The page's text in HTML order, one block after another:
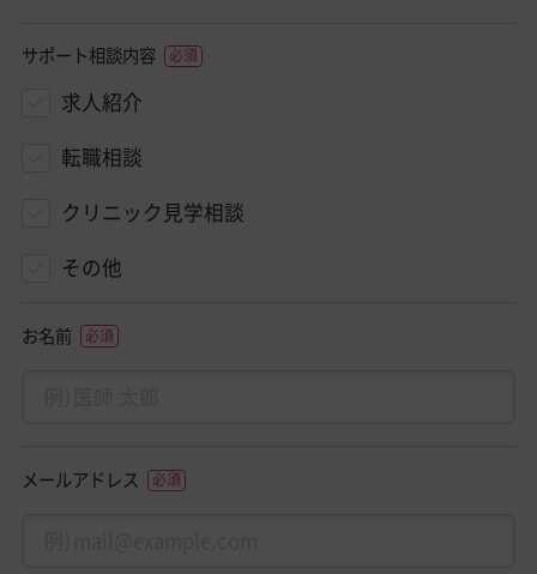
サポート相談内容
求人紹介
転職相談
クリニック見学相談
その他
お名前
メールアドレス